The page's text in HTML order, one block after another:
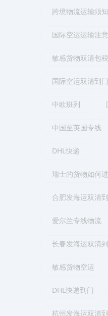
跨境物流运输须知
国际空运运输注
敏感货物双清包
国际空运双清到门
中欧班列
中国至英国专线
DHL快递
瑞士的货物如何
合肥发海运双清
爱尔兰专线物流
长春发海运双清
敏感货物空运
DHL快递到门
杭州发海运双清